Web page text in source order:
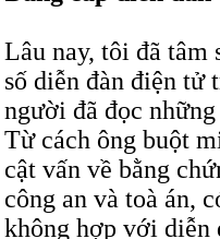
Lâu nay, tôi đã tâm
số diễn đàn điện tử
người đã đọc
Từ cách ông buột
cật vấn về bằng
công an và toà án,
không hợp với diễn